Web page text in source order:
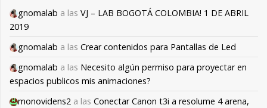
gnomalab a las VJ – LAB BOGOTÁ COLOMBIA! 1 DE ABRIL
2019
gnomalab a las Crear contenidos para Pantallas de Led
gnomalab a las Necesito algún permiso para proyectar en
espacios publicos mis animaciones?
monovidens2 a las Conectar Canon t3i a resolume 4 arena,